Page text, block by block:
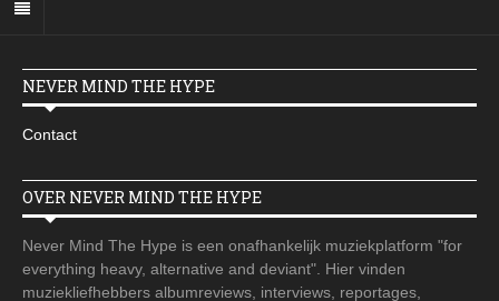
NEVER MIND THE HYPE
Contact
OVER NEVER MIND THE HYPE
Never Mind The Hype is een onafhankelijk muziekplatform "for
everything heavy, alternative and deviant". Hier vinden
muziekliefhebbers albumreviews, interviews, reportages,